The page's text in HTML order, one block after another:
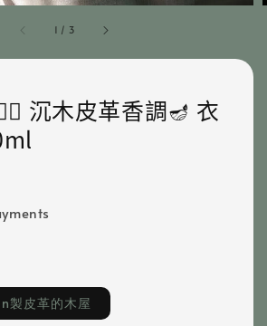
1 / 3
沉木皮革香調🪔 衣
製皮革的木屋